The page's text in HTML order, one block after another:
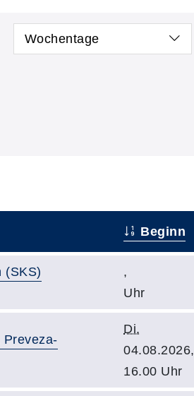
Wochentage
Beginn
(SKS)
,
Uhr
Preveza-
Di.
04.08.2026,
16.00 Uhr